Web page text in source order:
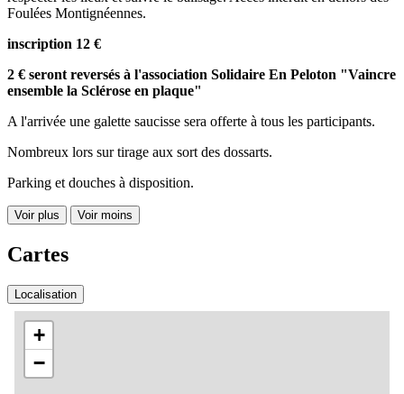
Foulées Montignéennes.
inscription 12 €
2 € seront reversés à l'association Solidaire En Peloton "Vaincre
ensemble la Sclérose en plaque"
A l'arrivée une galette saucisse sera offerte à tous les participants.
Nombreux lors sur tirage aux sort des dossarts.
Parking et douches à disposition.
Voir plus Voir moins
Cartes
Localisation